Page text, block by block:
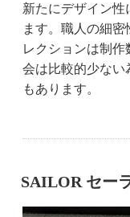
新たにデザイン性
ます。職人の細
レクションは制
会は比較的少ない
もあります。
SAILOR セー